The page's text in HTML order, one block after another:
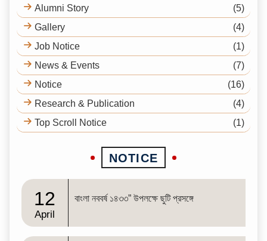
Alumni Story
(5)
Gallery
(4)
Job Notice
(1)
News & Events
(7)
Notice
(16)
Research & Publication
(4)
Top Scroll Notice
(1)
NOTICE
12
April
বাংলা নববর্ষ ১৪৩৩” উপলক্ষে ছুটি প্রসঙ্গে